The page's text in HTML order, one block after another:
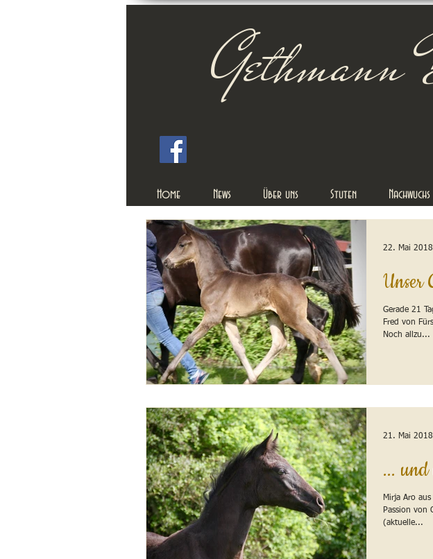
Gethmann
Home News Über uns Stuten Nachwuchs
Unser
Gerade 21
Fred von
Noch allzu...
22. Mai 2018
...
Mirja Aro
Passion von
(aktuelle...
21. Mai 2018